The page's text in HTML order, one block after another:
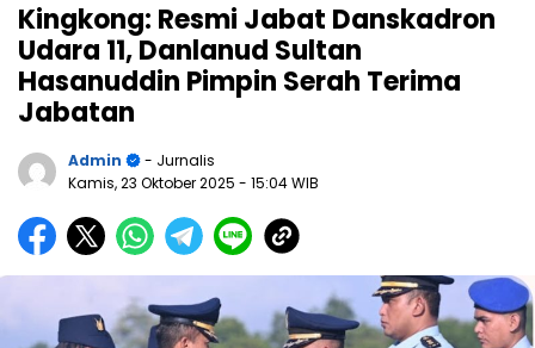
Kingkong: Resmi Jabat Danskadron
Udara 11, Danlanud Sultan
Hasanuddin Pimpin Serah Terima
Jabatan
Admin
- Jurnalis
Kamis, 23 Oktober 2025 - 15:04 WIB